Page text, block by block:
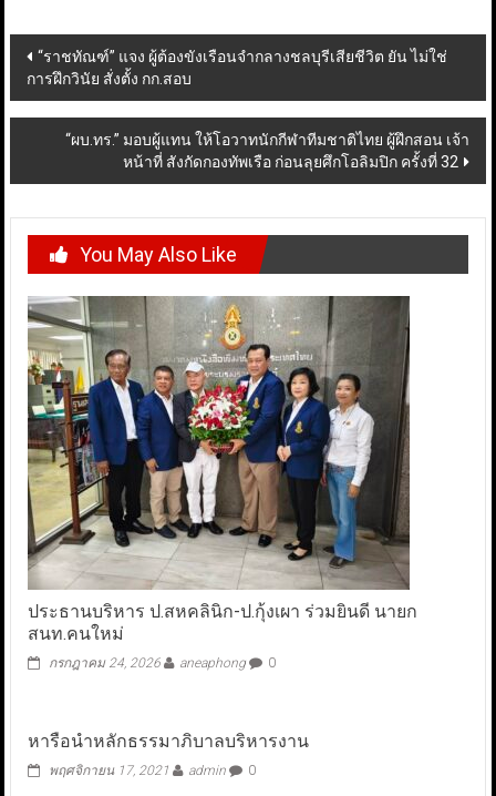
Post
navigation
“ราชทัณฑ์” แจง ผู้ต้องขังเรือนจำกลางชลบุรีเสียชีวิต ยัน ไม่ใช่
การฝึกวินัย สั่งตั้ง กก.สอบ
“ผบ.ทร.” มอบผู้แทน ให้โอวาทนักกีฬาทีมชาติไทย ผู้ฝึกสอน เจ้า
หน้าที่ สังกัดกองทัพเรือ ก่อนลุยศึกโอลิมปิก ครั้งที่ 32
You May Also Like
ประธานบริหาร ป.สหคลินิก-ป.กุ้งเผา ร่วมยินดี นายก
สนท.คนใหม่
กรกฎาคม 24, 2026 aneaphong 0
หารือนำหลักธรรมาภิบาลบริหารงาน
พฤศจิกายน 17, 2021 admin 0